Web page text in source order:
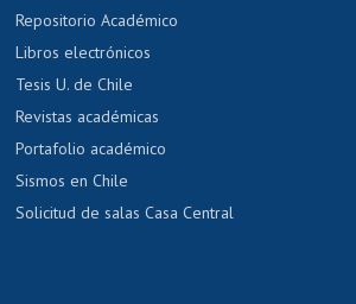
Denuncias administrativas
Repositorio Académico
Libros electrónicos
Tesis U. de Chile
Revistas académicas
Portafolio académico
Sismos en Chile
Solicitud de salas Casa Central